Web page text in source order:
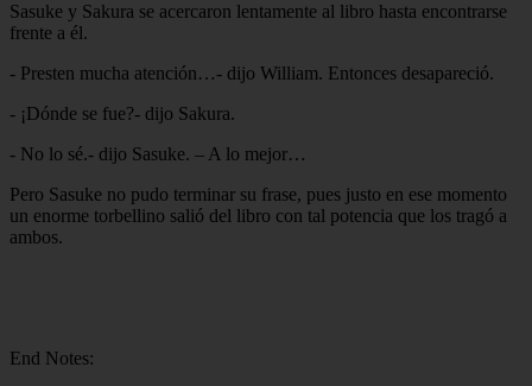
Sasuke y Sakura se acercaron lentamente al libro hasta encontrarse
frente a él.
- Presten mucha atención…- dijo William. Entonces desapareció.
- ¡Dónde se fue?- dijo Sakura.
- No lo sé.- dijo Sasuke. – A lo mejor…
Pero Sasuke no pudo terminar su frase, pues justo en ese momento
un enorme torbellino salió del libro con tal potencia que los tragó a
ambos.
End Notes: